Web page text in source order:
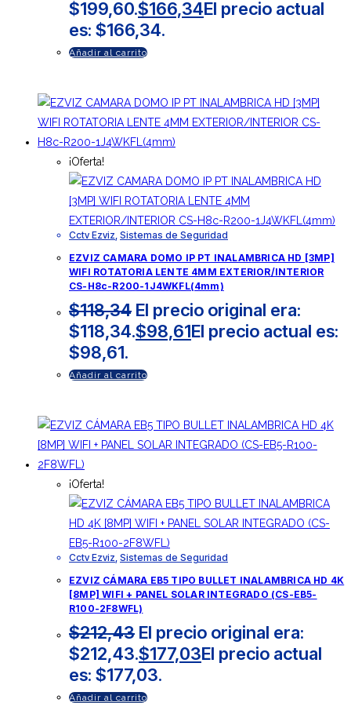
$199,60.$166,34El precio actual
es: $166,34.
Añadir al carrito
¡Oferta!
Cctv Ezviz, Sistemas de Seguridad
EZVIZ CAMARA DOMO IP PT INALAMBRICA HD [3MP]
WIFI ROTATORIA LENTE 4MM EXTERIOR/INTERIOR
CS-H8c-R200-1J4WKFL(4mm)
$118,34 El precio original era:
$118,34.$98,61El precio actual es:
$98,61.
Añadir al carrito
¡Oferta!
Cctv Ezviz, Sistemas de Seguridad
EZVIZ CÁMARA EB5 TIPO BULLET INALAMBRICA HD 4K
[8MP] WIFI + PANEL SOLAR INTEGRADO (CS-EB5-
R100-2F8WFL)
$212,43 El precio original era:
$212,43.$177,03El precio actual
es: $177,03.
Añadir al carrito